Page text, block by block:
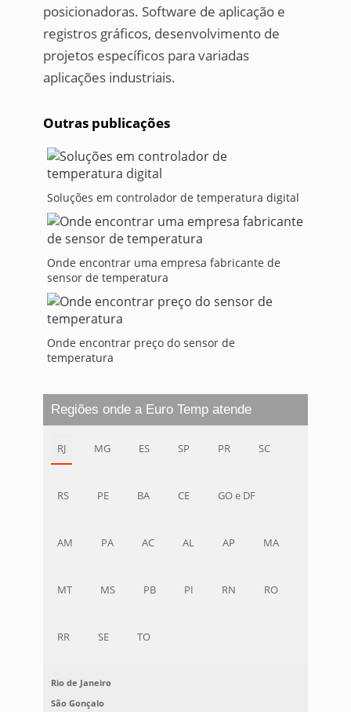
posicionadoras. Software de aplicação e
registros gráficos, desenvolvimento de
projetos específicos para variadas
aplicações industriais.
Outras publicações
Soluções em controlador de temperatura digital
Onde encontrar uma empresa fabricante de
sensor de temperatura
Onde encontrar preço do sensor de
temperatura
Regiões onde a Euro Temp atende
RJ MG ES SP PR SC
RS PE BA CE GO e DF
AM PA AC AL AP MA
MT MS PB PI RN RO
RR SE TO
Rio de Janeiro
São Gonçalo